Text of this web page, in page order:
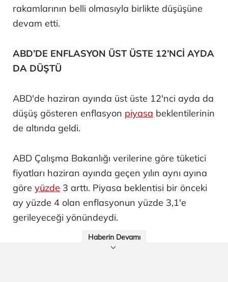
rakamlarının belli olmasıyla birlikte düşüşüne
devam etti.
ABD’DE ENFLASYON ÜST ÜSTE 12’NCİ AYDA
DA DÜŞTÜ
ABD'de haziran ayında üst üste 12'nci ayda da
düşüş gösteren enflasyon piyasa beklentilerinin
de altında geldi.
ABD Çalışma Bakanlığı verilerine göre tüketici
fiyatları haziran ayında geçen yılın aynı ayına
göre yüzde 3 arttı. Piyasa beklentisi bir önceki
ay yüzde 4 olan enflasyonun yüzde 3,1'e
gerileyeceği yönündeydi.
Haberin Devamı